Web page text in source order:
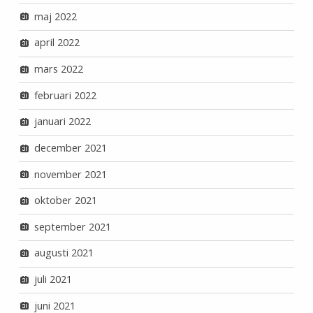
maj 2022
april 2022
mars 2022
februari 2022
januari 2022
december 2021
november 2021
oktober 2021
september 2021
augusti 2021
juli 2021
juni 2021